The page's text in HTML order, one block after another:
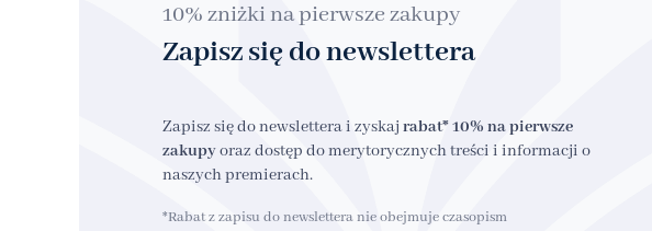
10% zniżki na pierwsze zakupy
Zapisz się do newslettera
Zapisz się do newslettera i zyskaj rabat* 10% na pierwsze
zakupyoraz dostęp do merytorycznych treści i informacji o
naszych premierach.
*Rabat z zapisu do newslettera nie obejmuje czasopism